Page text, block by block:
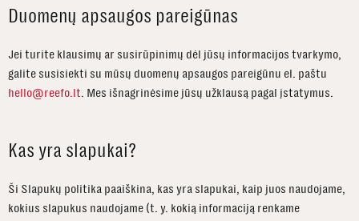
Duomenų apsaugos pareigūnas
Jei turite klausimų ar susirūpinimų dėl jūsų informacijos tvarkymo,
galite susisiekti su mūsų duomenų apsaugos pareigūnu el. paštu
hello@reefo.lt. Mes išnagrinėsime jūsų užklausą pagal įstatymus.
Kas yra slapukai?
Ši Slapukų politika paaiškina, kas yra slapukai, kaip juos naudojame,
kokius slapukus naudojame (t. y. kokią informaciją renkame